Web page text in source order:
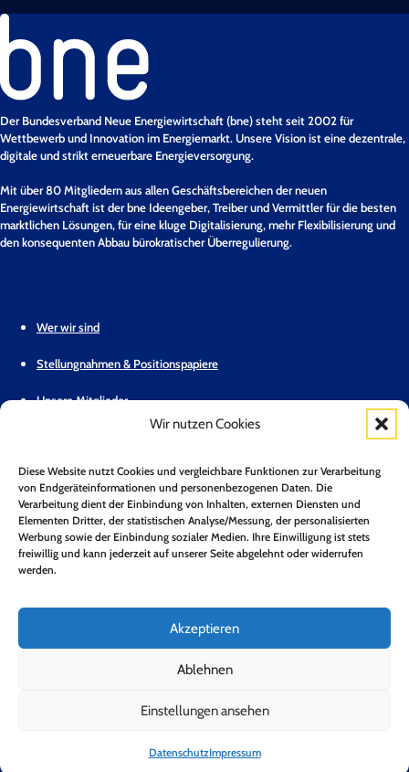
Wir nutzen Cookies
Diese Website nutzt Cookies und vergleichbare Funktionen zur Verarbeitung
von Endgeräteinformationen und personenbezogenen Daten. Die
Verarbeitung dient der Einbindung von Inhalten, externen Diensten und
Elementen Dritter, der statistischen Analyse/Messung, der personalisierten
Werbung sowie der Einbindung sozialer Medien. Ihre Einwilligung ist stets
freiwillig und kann jederzeit auf unserer Seite abgelehnt oder widerrufen
werden.
Akzeptieren
Ablehnen
Einstellungen ansehen
DatenschutzImpressum
Der Bundesverband Neue Energiewirtschaft (bne) steht seit 2002 für
Wettbewerb und Innovation im Energiemarkt. Unsere Vision ist eine dezentrale,
digitale und strikt erneuerbare Energieversorgung.
Mit über 80 Mitgliedern aus allen Geschäftsbereichen der neuen
Energiewirtschaft ist der bne Ideengeber, Treiber und Vermittler für die besten
marktlichen Lösungen, für eine kluge Digitalisierung, mehr Flexibilisierung und
den konsequenten Abbau bürokratischer Überregulierung.
Wer wir sind
Stellungnahmen & Positionspapiere
Unsere Mitglieder
Pressemitteilungen
Mitglied werden
Kontakt
Folge uns auf Youtube
Folge uns auf Bluesky
Copyright 2026 © Bundesverband Neue Energiewirtschaft e.V.